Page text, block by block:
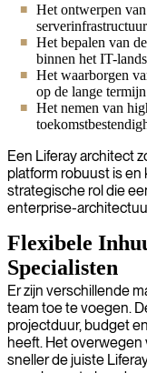
Het ontwerpen
Het bepalen van
binnen het IT-
Het waarborgen
op de lange
Het nemen van
Een Liferay architect
platform robuust is en
strategische rol die
enterprise-
Flexibele
Specialisten
Er zijn verschillende
team toe te voegen.
projectduur, budget
heeft. Het overwegen
sneller de juiste